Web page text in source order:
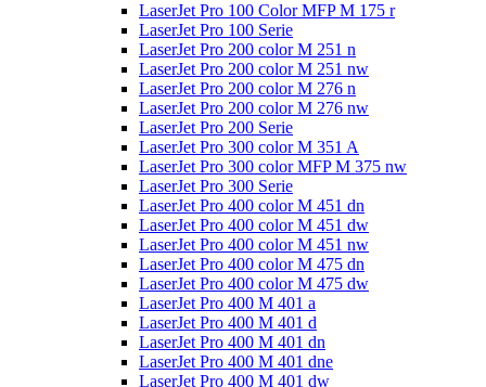
LaserJet Pro 100 Color MFP M 175 r
LaserJet Pro 100 Serie
LaserJet Pro 200 color M 251 n
LaserJet Pro 200 color M 251 nw
LaserJet Pro 200 color M 276 n
LaserJet Pro 200 color M 276 nw
LaserJet Pro 200 Serie
LaserJet Pro 300 color M 351 A
LaserJet Pro 300 color MFP M 375 nw
LaserJet Pro 300 Serie
LaserJet Pro 400 color M 451 dn
LaserJet Pro 400 color M 451 dw
LaserJet Pro 400 color M 451 nw
LaserJet Pro 400 color M 475 dn
LaserJet Pro 400 color M 475 dw
LaserJet Pro 400 M 401 a
LaserJet Pro 400 M 401 d
LaserJet Pro 400 M 401 dn
LaserJet Pro 400 M 401 dne
LaserJet Pro 400 M 401 dw